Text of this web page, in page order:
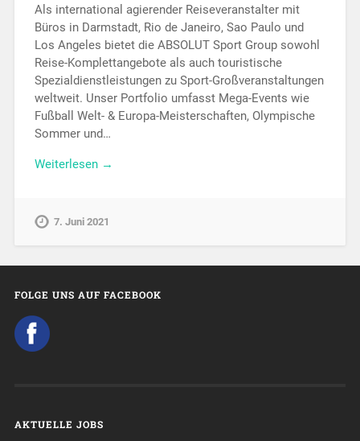
Als international agierender Reiseveranstalter mit
Büros in Darmstadt, Rio de Janeiro, Sao Paulo und
Los Angeles bietet die ABSOLUT Sport Group sowohl
Reise-Komplettangebote als auch touristische
Spezialdienstleistungen zu Sport-Großveranstaltungen
weltweit. Unser Portfolio umfasst Mega-Events wie
Fußball Welt- & Europa-Meisterschaften, Olympische
Sommer und…
Weiterlesen →
7. Juni 2021
FOLGE UNS AUF FACEBOOK
AKTUELLE JOBS